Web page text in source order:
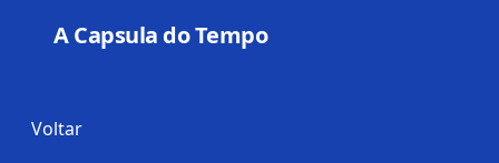
A Capsula do Tempo
Voltar